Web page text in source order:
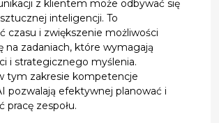
z klientem może odbywać się
inteligencji. To
czasu i zwiększenie możliwości
na zadaniach, które wymagają
i strategicznego myślenia.
tym zakresie kompetencje
pozwalają efektywnej planować i
pracę zespołu.